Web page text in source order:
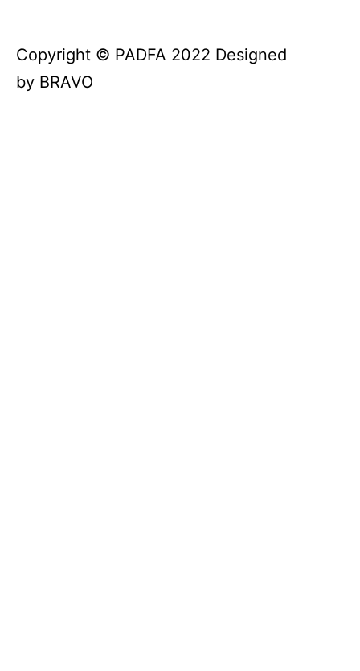
Copyright © PADFA 2022 Designed
by BRAVO